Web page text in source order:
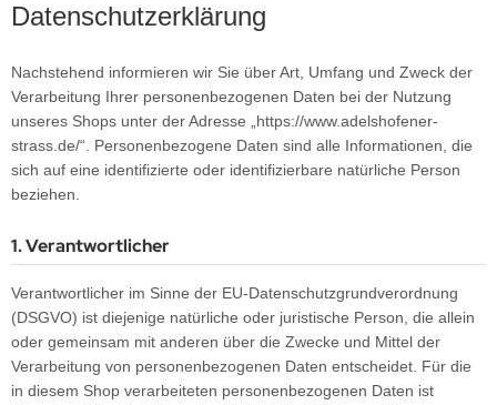
Datenschutzerklärung
Nachstehend informieren wir Sie über Art, Umfang und Zweck der
Verarbeitung Ihrer personenbezogenen Daten bei der Nutzung
unseres Shops unter der Adresse „https://www.adelshofener-
strass.de/“. Personenbezogene Daten sind alle Informationen, die
sich auf eine identifizierte oder identifizierbare natürliche Person
beziehen.
1. Verantwortlicher
Verantwortlicher im Sinne der EU-Datenschutzgrundverordnung
(DSGVO) ist diejenige natürliche oder juristische Person, die allein
oder gemeinsam mit anderen über die Zwecke und Mittel der
Verarbeitung von personenbezogenen Daten entscheidet. Für die
in diesem Shop verarbeiteten personenbezogenen Daten ist